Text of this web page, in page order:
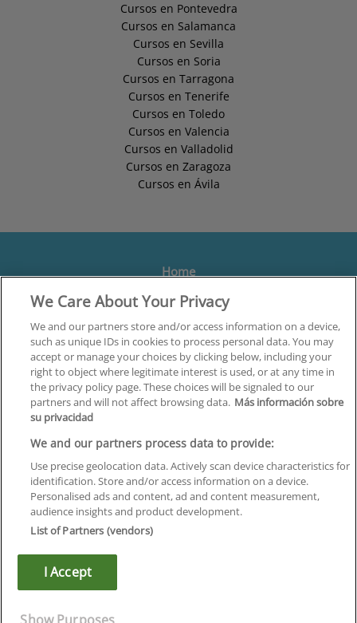
Cursos en Pontevedra
Cursos en Salamanca
Cursos en Sevilla
Cursos en Soria
Cursos en Tarragona
Cursos en Tenerife
Cursos en Toledo
Cursos en Valencia
Cursos en Valladolid
Cursos en Zaragoza
Cursos en Ávila
Home
Formación
Centros
Orientación
Quiénes somos
Contacta
Aviso Legal
Política de Privacidad
Política de Cookies
Canal Ético
Infoempleo
We Care About Your Privacy
We and our partners store and/or access information on a device,
such as unique IDs in cookies to process personal data. You may
accept or manage your choices by clicking below, including your
right to object where legitimate interest is used, or at any time in
the privacy policy page. These choices will be signaled to our
partners and will not affect browsing data. Más información sobre
su privacidad
We and our partners process data to provide:
Use precise geolocation data. Actively scan device characteristics for
identification. Store and/or access information on a device.
Personalised ads and content, ad and content measurement,
audience insights and product development.
List of Partners (vendors)
I Accept